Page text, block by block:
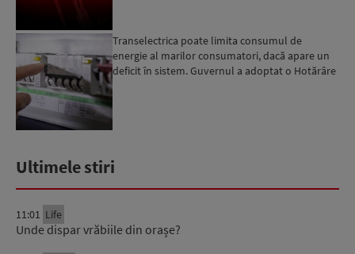
Transelectrica poate limita consumul de
energie al marilor consumatori, dacă apare un
deficit în sistem. Guvernul a adoptat o Hotărâre
Ultimele stiri
11:01 Life
Unde dispar vrăbiile din orașe?